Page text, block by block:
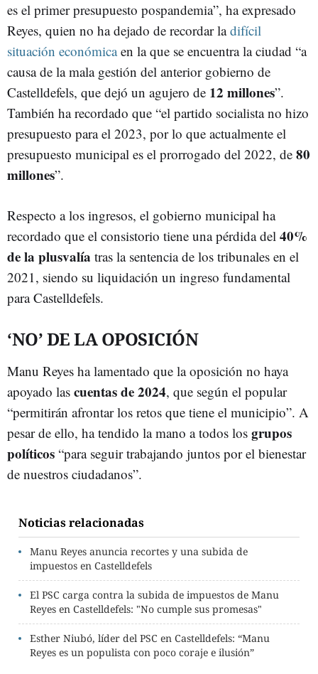
es el primer presupuesto pospandemia”, ha expresado
Reyes, quien no ha dejado de recordar ladifícil
situación económicaen la que se encuentra la ciudad “a
causa de la mala gestión del anterior gobierno de
Castelldefels, que dejó un agujero de 12 millones”.
También ha recordado que “el partido socialista no hizo
presupuesto para el 2023, por lo que actualmente el
presupuesto municipal es el prorrogado del 2022, de 80
millones”.
Respecto a los ingresos, el gobierno municipal ha
recordado que el consistorio tiene una pérdida del 40%
de la plusvalía tras la sentencia de los tribunales en el
2021, siendo su liquidación un ingreso fundamental
para Castelldefels.
‘NO’ DE LA OPOSICIÓN
Manu Reyes ha lamentado que la oposición no haya
apoyado las cuentas de 2024, que según el popular
“permitirán afrontar los retos que tiene el municipio”. A
pesar de ello, ha tendido la mano a todos los grupos
políticos “para seguir trabajando juntos por el bienestar
de nuestros ciudadanos”.
Noticias relacionadas
Manu Reyes anuncia recortes y una subida de
impuestos en Castelldefels
El PSC carga contra la subida de impuestos de Manu
Reyes en Castelldefels: "No cumple sus promesas"
Esther Niubó, líder del PSC en Castelldefels: “Manu
Reyes es un populista con poco coraje e ilusión”